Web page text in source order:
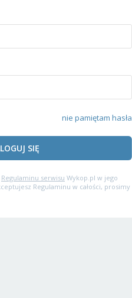
nie pamiętam hasła
SIĘ
Regulaminu serwisu Wykop.pl w jego
Regulaminu w całości, prosimy